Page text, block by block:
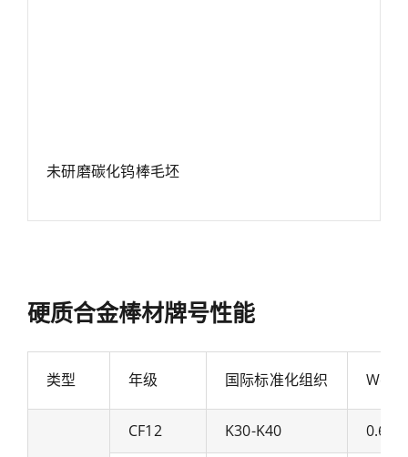
未研磨碳化钨棒毛坯
硬质合金棒材牌号性能
类型 年级 国际标准化组织 Wc粒
CF12 K30-K40